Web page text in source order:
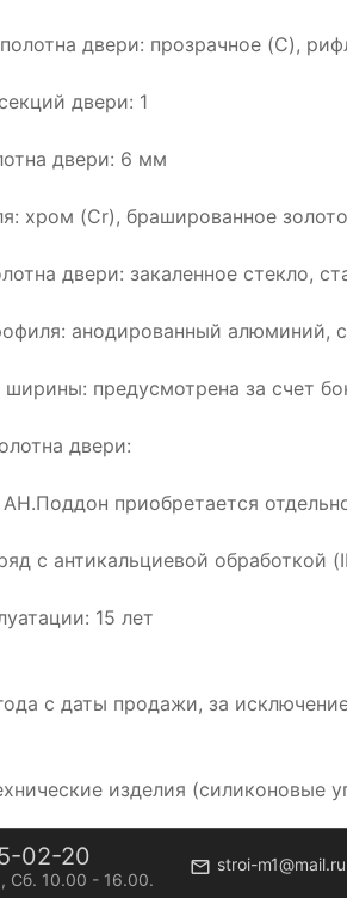
двери: прозрачное (C),
двери: 1
двери: 6 мм
хром (Cr), брашированное
двери: закаленное стекло,
анодированный алюминий,
ширины: предусмотрена за счет
двери:
приобретается
с антикальциевой обработкой
15 лет
с даты продажи, за
изделия (силиконовые
02-20
Сб. 10.00 - 16.00.
stroi-m1@mail.ru